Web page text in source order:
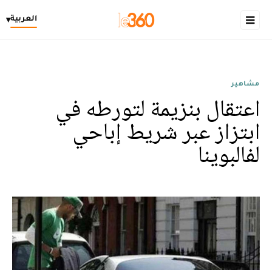
العربية▾
مشاهير
اعتقال بنزيمة لتورطه في
ابتزاز عبر شريط إباحي
لفالبوينا